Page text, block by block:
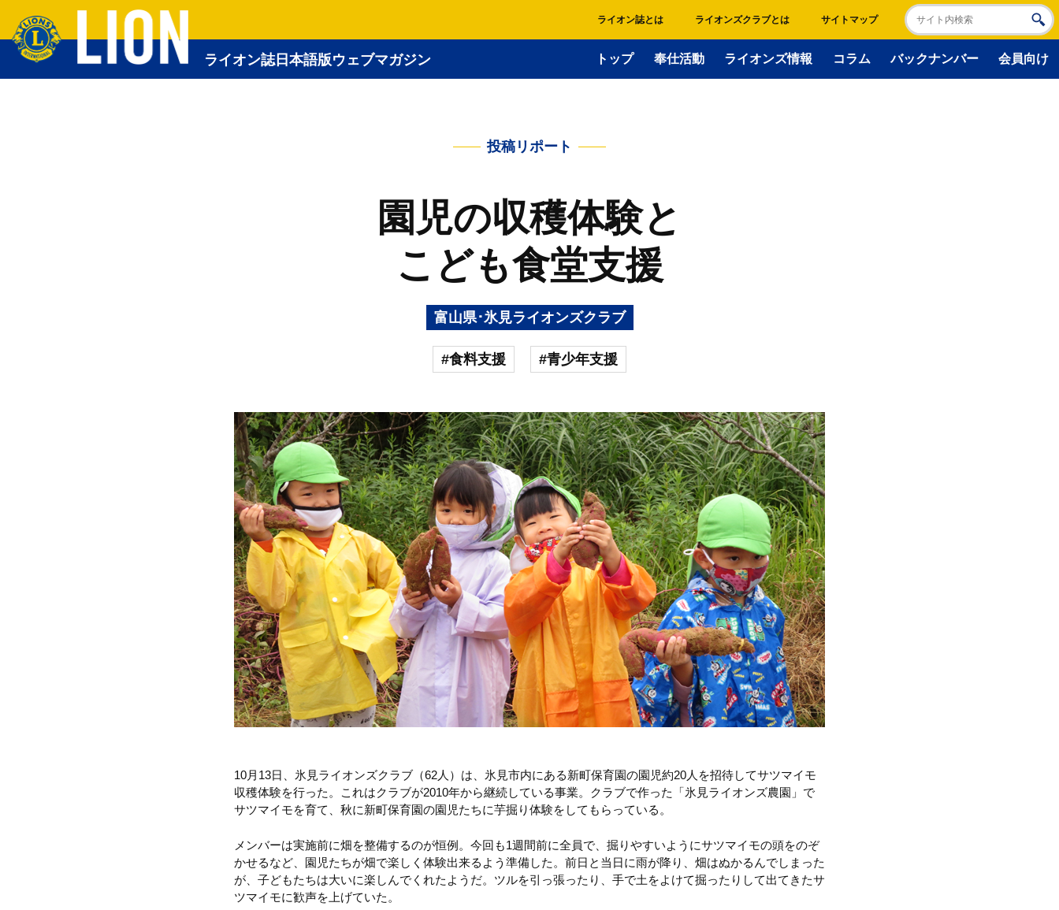
ライオン誌日本語版ウェブマガジン
ライオン誌とは ライオンズクラブとは サイトマップ
トップ 奉仕活動 ライオンズ情報 コラム バックナンバー 会員向け
投稿リポート
園児の収穫体験と
こども食堂支援
富山県･氷見ライオンズクラブ
#食料支援 #青少年支援
10月13日、氷見ライオンズクラブ（62人）は、氷見市内にある新町保育園の園児約20人を招待してサツマイモ
収穫体験を行った。これはクラブが2010年から継続している事業。クラブで作った「氷見ライオンズ農園」で
サツマイモを育て、秋に新町保育園の園児たちに芋掘り体験をしてもらっている。
メンバーは実施前に畑を整備するのが恒例。今回も1週間前に全員で、掘りやすいようにサツマイモの頭をのぞ
かせるなど、園児たちが畑で楽しく体験出来るよう準備した。前日と当日に雨が降り、畑はぬかるんでしまった
が、子どもたちは大いに楽しんでくれたようだ。ツルを引っ張ったり、手で土をよけて掘ったりして出てきたサ
ツマイモに歓声を上げていた。